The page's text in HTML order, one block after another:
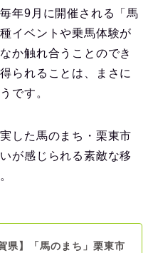
年9月に開催される「馬
イベントや乗馬体験が
か触れ合うことのでき
られることは、まさに
です。
した馬のまち・栗東市
が感じられる素敵な移
県】「馬のまち」栗東市